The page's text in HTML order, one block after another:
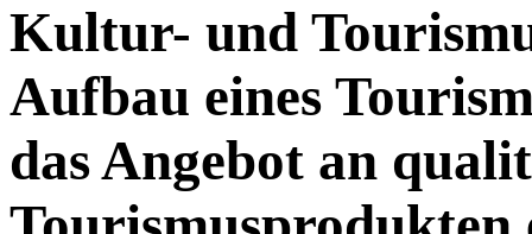
Kultur- und
Aufbau eines
das Angebot an